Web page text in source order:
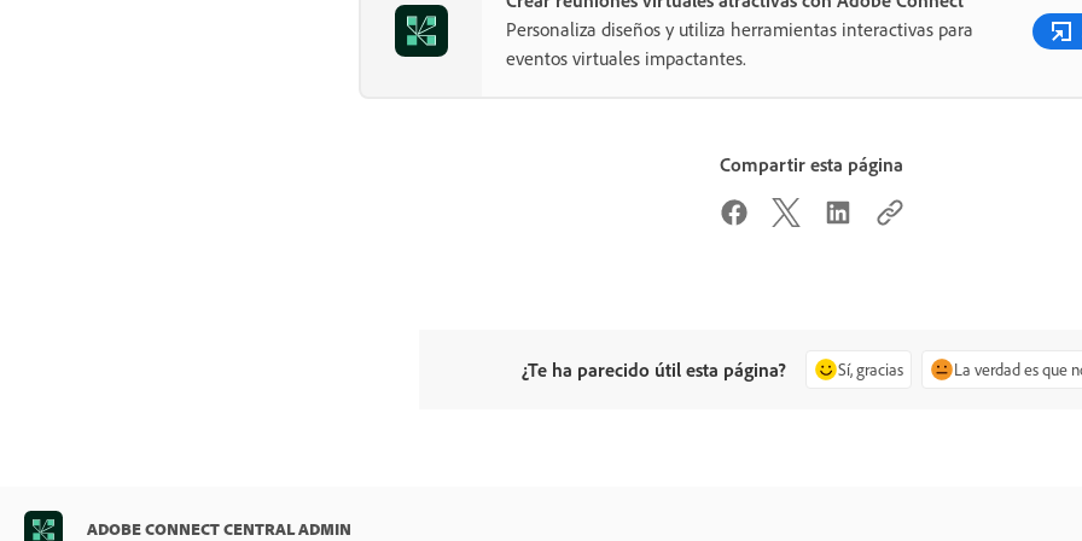
Personaliza diseños y utiliza herramientas interactivas para
eventos virtuales impactantes.
Compartir esta página
¿Te ha parecido útil esta página? Sí, gracias La verdad es que
ADOBE CONNECT CENTRAL ADMIN